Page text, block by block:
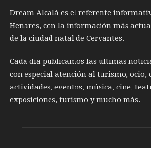
Dream Alcalá es el referente
Henares, con la información más
de la ciudad natal de Cervantes.
Cada día publicamos las últimas
con especial atención al turismo, ocio,
actividades, eventos, música, cine,
exposiciones, turismo y mucho más.